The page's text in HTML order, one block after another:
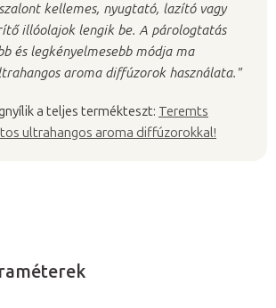
kellemes, nyugtató, lazító vagy
illóolajok lengik be. A párologtatás
és legkényelmesebb módja ma
aroma diffúzorok használata."
a teljes termékteszt: Teremts
ultrahangos aroma diffúzorokkal!